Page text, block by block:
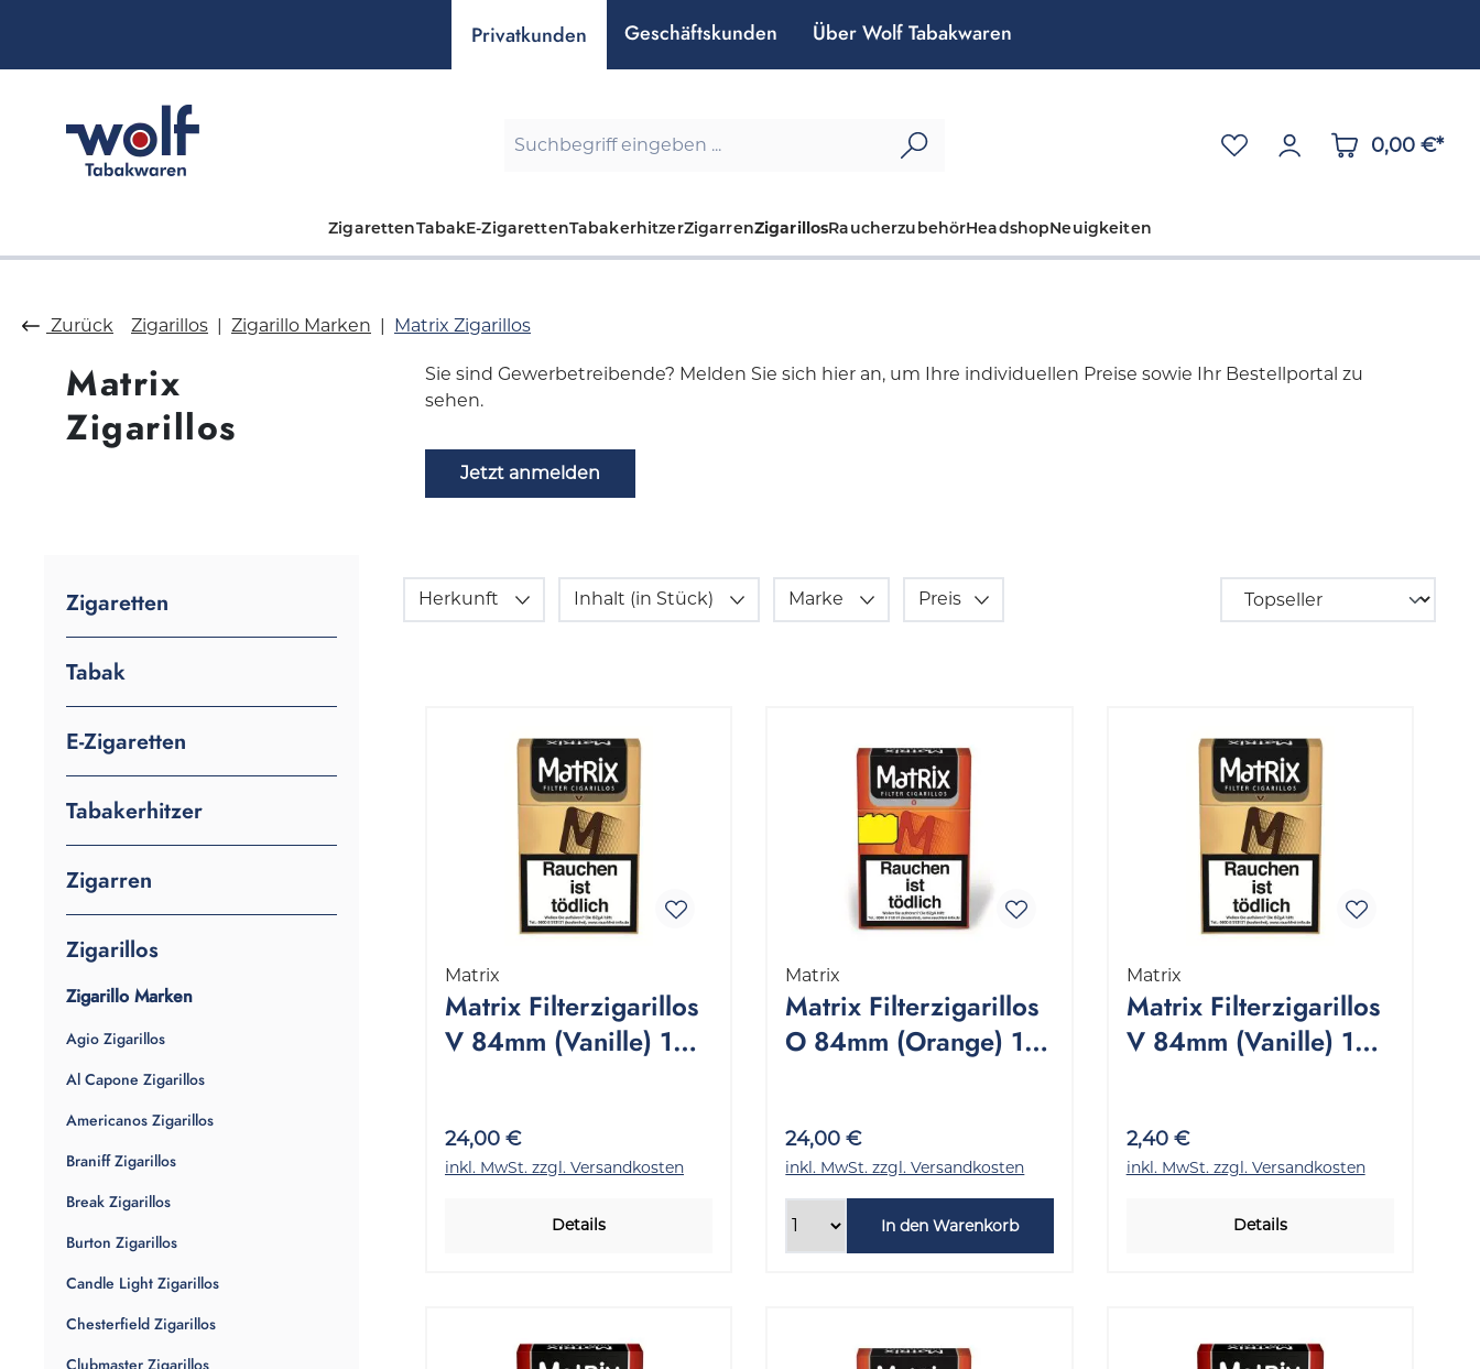
Privatkunden Geschäftskunden Über Wolf Tabakwaren
0,00 €*
ZigarettenTabakE-ZigarettenTabakerhitzerZigarrenZigarillosRaucherzubehörHeadshopNeuigkeiten
Zurück Zigarillos Zigarillo Marken Matrix Zigarillos
Matrix
Zigarillos
Sie sind Gewerbetreibende? Melden Sie sich hier an, um Ihre individuellen Preise sowie Ihr Bestellportal zu
sehen.
Jetzt anmelden
Zigaretten
Tabak
E-Zigaretten
Tabakerhitzer
Zigarren
Zigarillos
Zigarillo Marken
Agio Zigarillos
Al Capone Zigarillos
Americanos Zigarillos
Braniff Zigarillos
Break Zigarillos
Burton Zigarillos
Candle Light Zigarillos
Chesterfield Zigarillos
Clubmaster Zigarillos
Herkunft Inhalt (in Stück) Marke Preis
Matrix
Matrix Filterzigarillos
V 84mm (Vanille) 1
24,00 €
inkl. MwSt. zzgl. Versandkosten
Details
Matrix
Matrix Filterzigarillos
O 84mm (Orange) 1
24,00 €
inkl. MwSt. zzgl. Versandkosten
In den Warenkorb
Matrix
Matrix Filterzigarillos
V 84mm (Vanille) 1
2,40 €
inkl. MwSt. zzgl. Versandkosten
Details